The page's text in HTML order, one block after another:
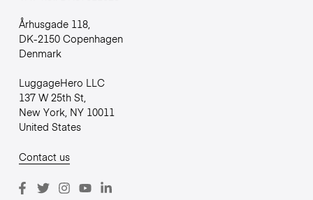
Århusgade 118,
DK-2150 Copenhagen
Denmark
LuggageHero LLC
137 W 25th St,
New York, NY 10011
United States
Contact us